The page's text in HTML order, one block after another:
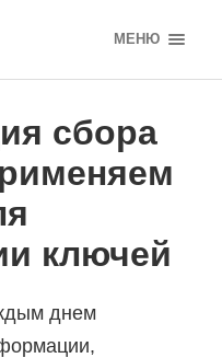
МЕНЮ
сбора
ключей
днем